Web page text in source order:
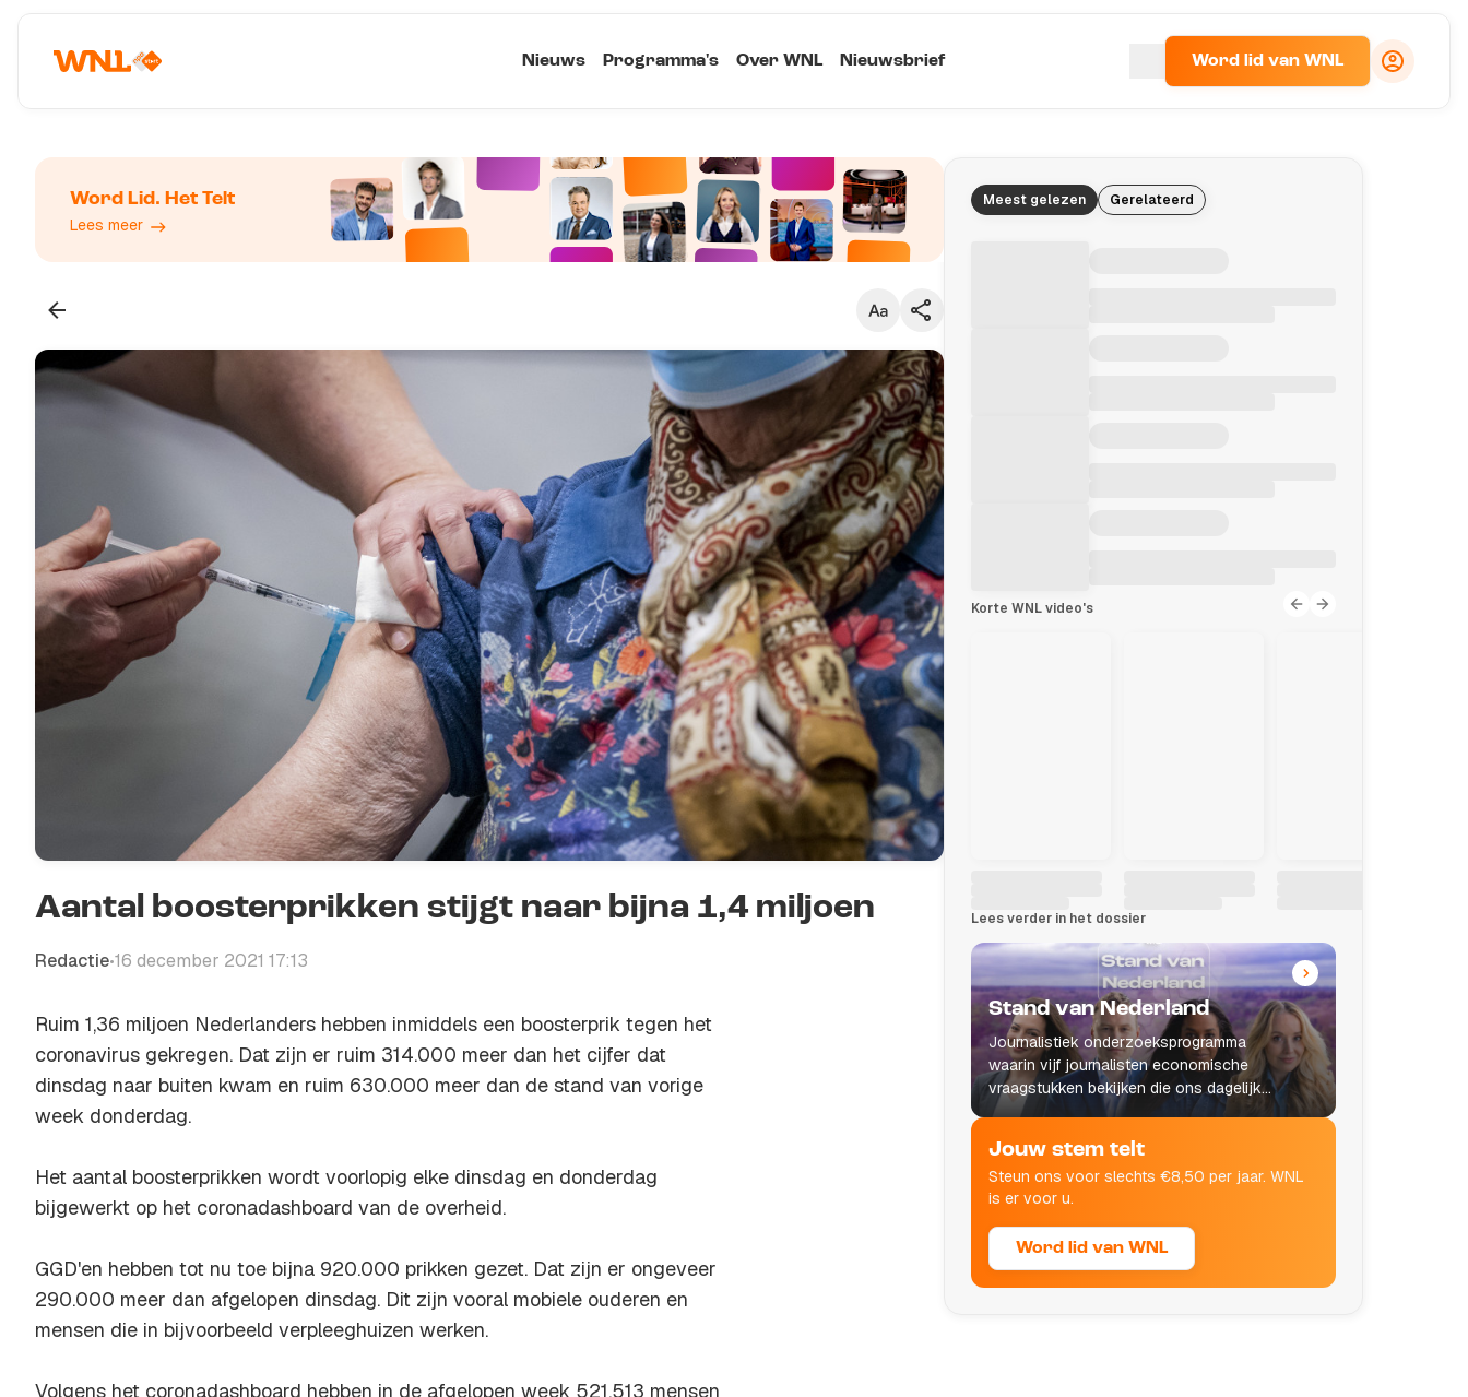
Nieuws Programma's Over WNL Nieuwsbrief Word lid van WNL
Word Lid. Het Telt
Lees meer
Klein
Standaard
Groot
Kopieer link
Aantal boosterprikken stijgt naar bijna 1,4 miljoen
Redactie•16 december 2021 17:13
Ruim 1,36 miljoen Nederlanders hebben inmiddels een boosterprik tegen het
coronavirus gekregen. Dat zijn er ruim 314.000 meer dan het cijfer dat
dinsdag naar buiten kwam en ruim 630.000 meer dan de stand van vorige
week donderdag.
Het aantal boosterprikken wordt voorlopig elke dinsdag en donderdag
bijgewerkt op het coronadashboard van de overheid.
GGD'en hebben tot nu toe bijna 920.000 prikken gezet. Dat zijn er ongeveer
290.000 meer dan afgelopen dinsdag. Dit zijn vooral mobiele ouderen en
mensen die in bijvoorbeeld verpleeghuizen werken.
Volgens het coronadashboard hebben in de afgelopen week 521.513 mensen
Meest gelezen Gerelateerd
Korte WNL video's
Lees verder in het dossier
Stand van Nederland
Journalistiek onderzoeksprogramma
waarin vijf journalisten economische
vraagstukken bekijken die ons dagelijks
leven raken.
Jouw stem telt
Steun ons voor slechts €8,50 per jaar. WNL
is er voor u.
Word lid van WNL